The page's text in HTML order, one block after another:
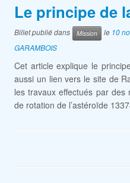
Le principe de
Billet publié dans Mission le 10
GARAMBOIS
Cet article explique le
aussi un lien vers le site de
les travaux effectués par
de rotation de l’astéroïde